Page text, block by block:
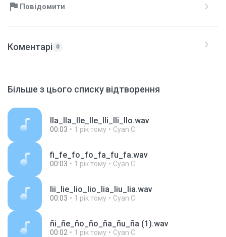
Повідомити
Коментарі 0
Більше з цього списку відтворення
lla_lla_lle_lle_lli_lli_llo.wav
00:03 1 рік тому Cyan C.
fi_fe_fo_fo_fa_fu_fa.wav
00:03 1 рік тому Cyan C.
lii_lie_lio_lio_lia_liu_lia.wav
00:03 1 рік тому Cyan C.
ñi_ñe_ño_ño_ña_ñu_ña (1).wav
00:02 1 рік тому Cyan C.